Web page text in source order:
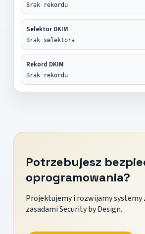
Brak rekordu
Selektor DKIM
Brak selektora
Rekord DKIM
Brak rekordu
Potrzebujesz
oprogramowania?
Projektujemy i rozwijamy systemy
zasadami Security by Design.